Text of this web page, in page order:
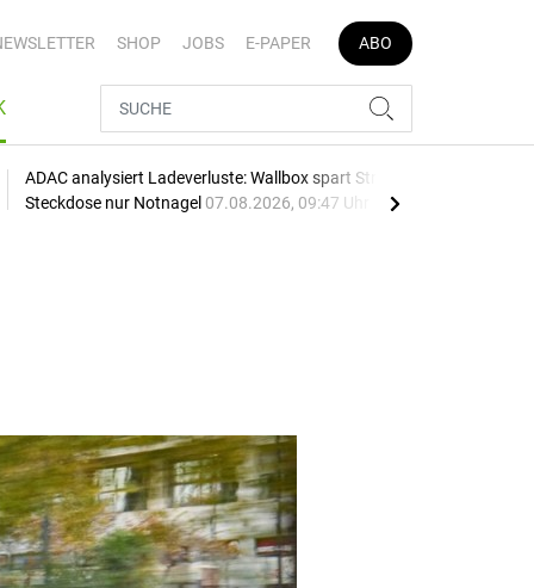
SHOP JOBS E-PAPER ABO
ADAC analysiert Ladeverluste: Wallbox spart Strom,
Steckdose nur Notnagel 07.08.2026, 09:47 Uhr